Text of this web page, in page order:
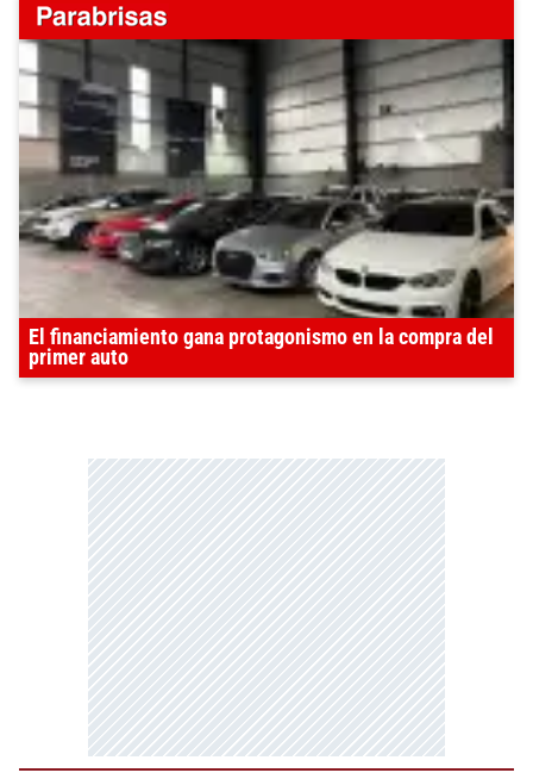
El financiamiento gana protagonismo en la compra del
primer auto